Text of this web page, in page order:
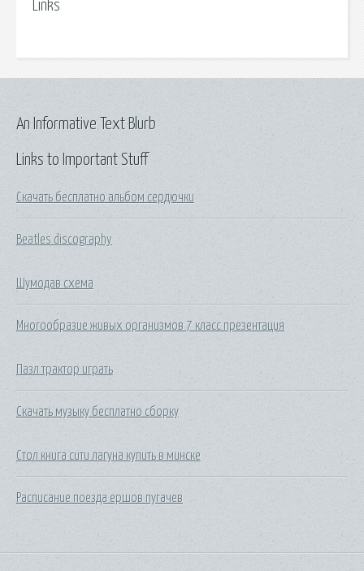
Links
Links to Important Stuff
Скачать бесплатно альбом сердючки
Beatles discography
Шумодав схема
Многообразие живых организмов 7 класс презентация
Пазл трактор играть
Скачать музыку бесплатно сборку
Стол книга сити лагуна купить в минске
Расписание поезда ершов пугачев
An Informative Text Blurb